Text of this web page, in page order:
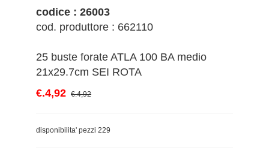
codice : 26003
cod. produttore : 662110
25 buste forate ATLA 100 BA medio
21x29.7cm SEI ROTA
€.4,92 €.4,92
disponibilita' pezzi 229